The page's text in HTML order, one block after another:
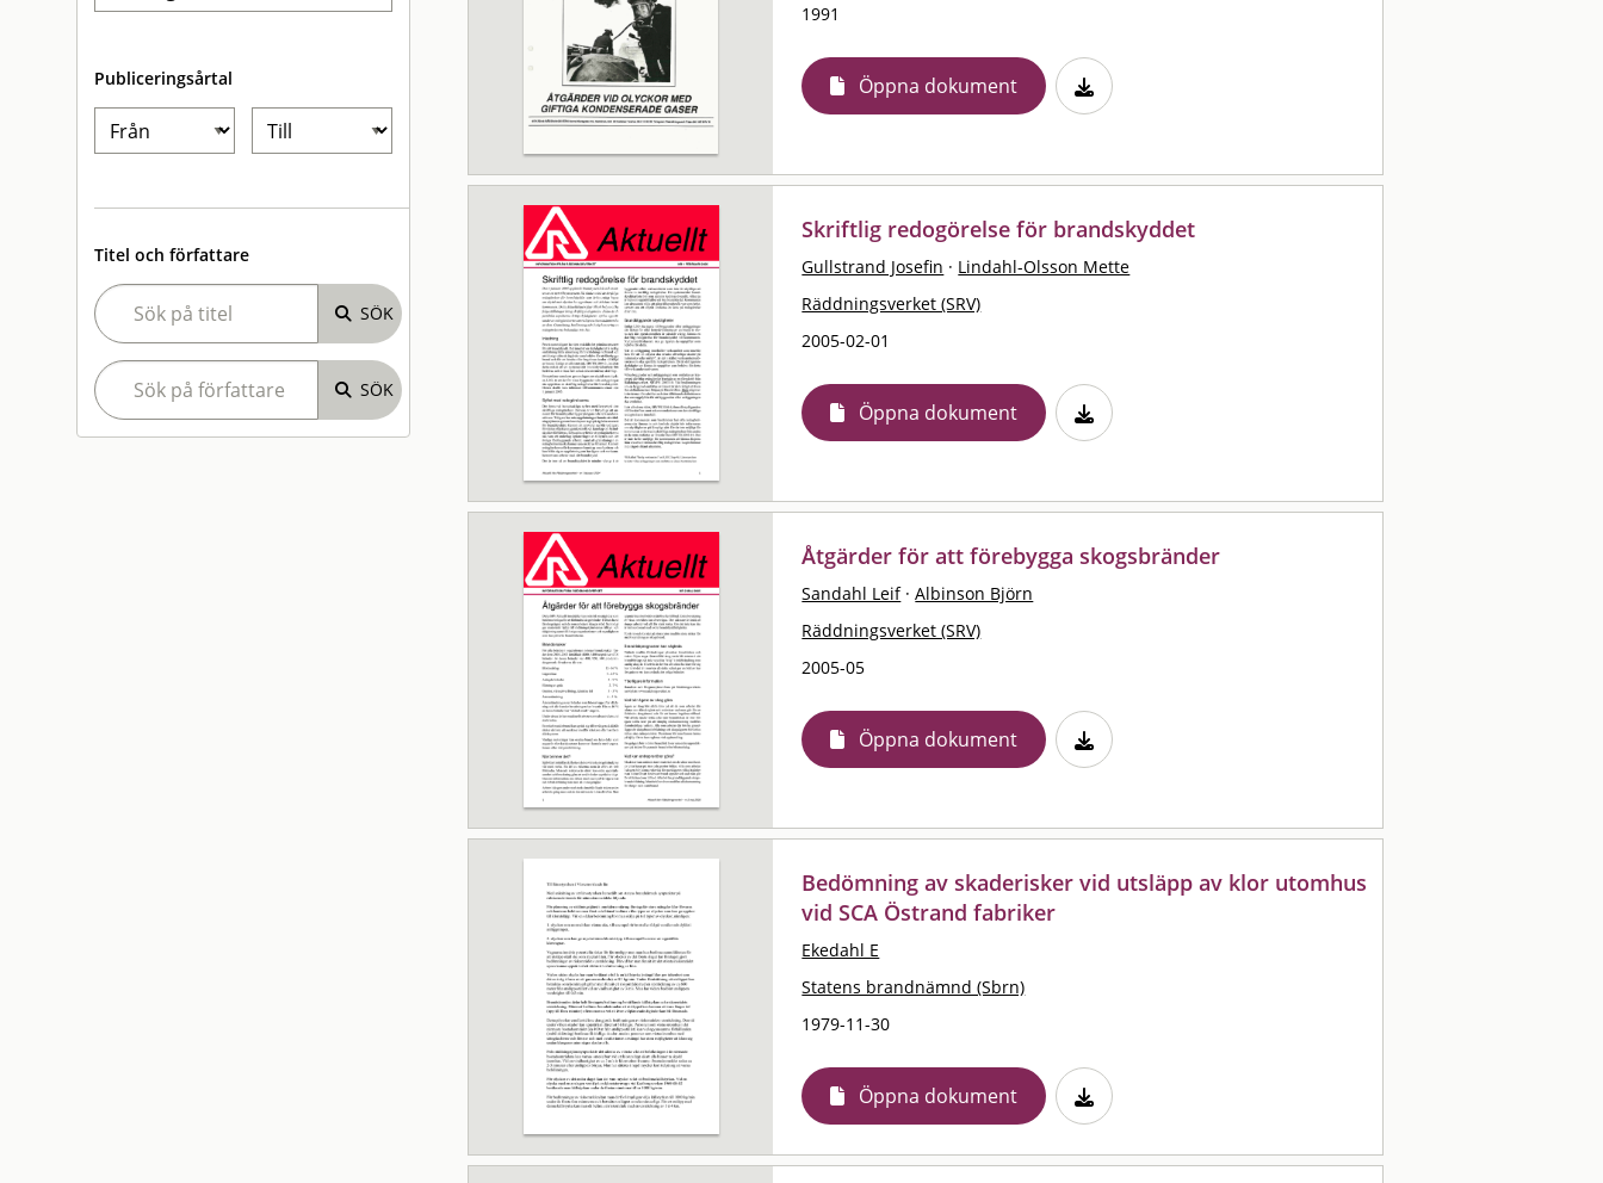
Publiceringsårtal
Titel och författare
1991
Öppna dokument
Skriftlig redogörelse för brandskyddet
Gullstrand Josefin · Lindahl-Olsson Mette
Räddningsverket (SRV)
2005-02-01
Öppna dokument
Åtgärder för att förebygga skogsbränder
Sandahl Leif · Albinson Björn
Räddningsverket (SRV)
2005-05
Öppna dokument
Bedömning av skaderisker vid utsläpp av klor utomhus
vid SCA Östrand fabriker
Ekedahl E
Statens brandnämnd (Sbrn)
1979-11-30
Öppna dokument